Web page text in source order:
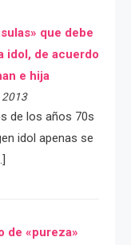
que debe
idol, de acuerdo
e hija
2013
de los años 70s
idol apenas se
de «pureza»